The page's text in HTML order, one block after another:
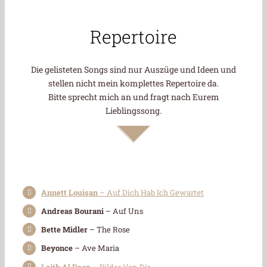
Repertoire
Die gelisteten Songs sind nur Auszüge und Ideen und
stellen nicht mein komplettes Repertoire da.
Bitte sprecht mich an und fragt nach Eurem
Lieblingssong.
Annett Louisan – Auf Dich Hab Ich Gewartet
Andreas Bourani – Auf Uns
Bette Midler – The Rose
Beyonce – Ave Maria